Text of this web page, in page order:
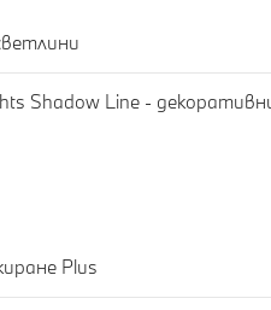
Shadow Line -
Plus